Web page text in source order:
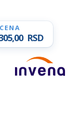
RSD